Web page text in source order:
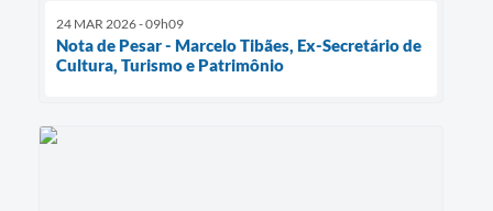
24 MAR 2026 - 09h09
Nota de Pesar - Marcelo Tibães, Ex-Secretário de
Cultura, Turismo e Patrimônio